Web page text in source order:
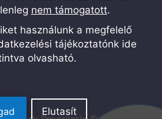
nem támogatott.
használunk a megfelelő
tájékoztatónk ide
olvasható.
Elutasít